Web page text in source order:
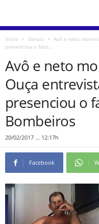
Início Gerais
Avô e neto
presenciou o fato...
Avô e neto
Ouça
presenciou o
Bombeiros
20/02/2017 ... 12:17h
Facebook